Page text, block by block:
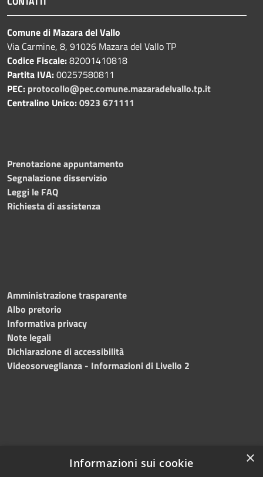
Comune di Mazara del Vallo
Via Carmine, 8, 91026 Mazara del Vallo TP
Codice Fiscale:82001410818
Partita IVA:00257580811
PEC: protocollo@pec.comune.mazaradelvallo.tp.it
Centralino Unico:0923 671111
Prenotazione appuntamento
Segnalazione disservizio
Leggi le FAQ
Richiesta di assistenza
Amministrazione trasparente
Albo pretorio
Informativa privacy
Note legali
Dichiarazione di accessibilità
Videosorveglianza - Informazioni di Livello 2
×
Informazioni sui cookie